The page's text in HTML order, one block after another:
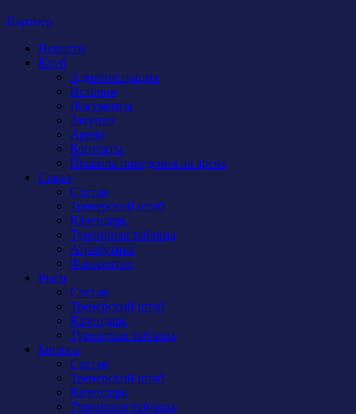
Партнер
Новости
Клуб
Администрация
История
Документы
Закупки
Арена
Контакты
Правила поведения на арене
Сокол
Состав
Тренерский штаб
Календарь
Турнирная таблица
Атрибутика
Фан-сектор
Рыси
Состав
Тренерский штаб
Календарь
Турнирная таблица
Бирюса
Состав
Тренерский штаб
Календарь
Турнирная таблица